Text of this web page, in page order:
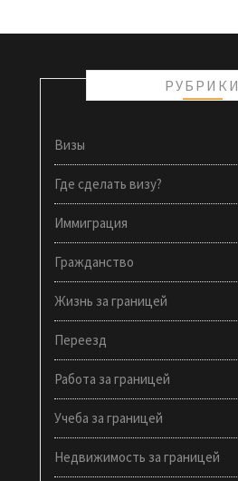
РУБРИКИ
Визы
Где сделать визу?
Иммиграция
Гражданство
Жизнь за границей
Переезд
Работа за границей
Учеба за границей
Недвижимость за границей